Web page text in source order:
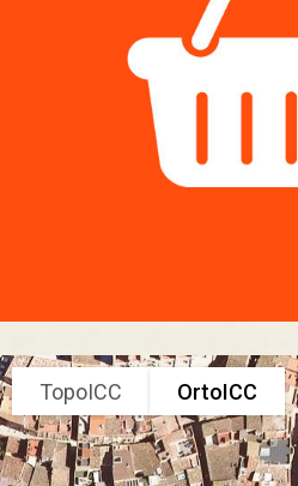
TopoICC OrtoICC